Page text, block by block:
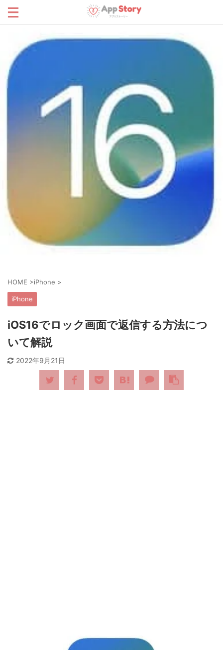
HOME >iPhone >
iPhone
iOS16でロック画面で返信する方法につ
いて解説
2022年9月21日